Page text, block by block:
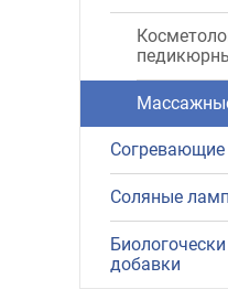
Соляные
добавки